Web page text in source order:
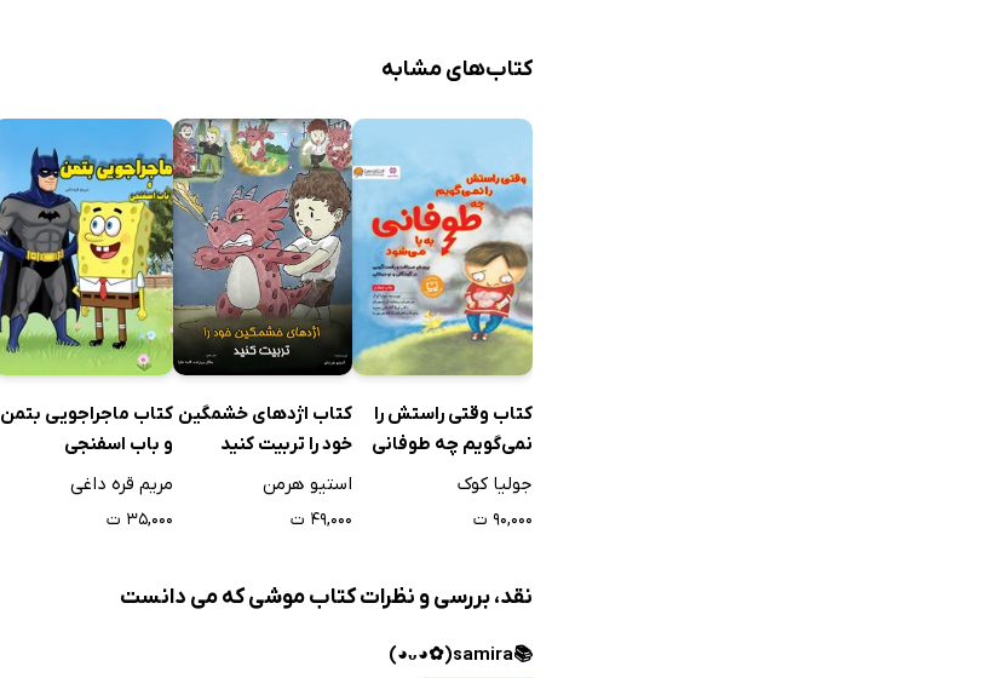
کتاب‌های مشابه
کتاب وقتی راستش را
نمی‌گویم چه طوفانی
به پا می‌شود
جولیا کوک
۹۰,۰۰۰ ت
کتاب اژدهای خشمگین
خود را تربیت کنید
استیو هرمن
۴۹,۰۰۰ ت
کتاب ماجراجویی بتمن
و باب اسفنجی
مریم قره داغی
۳۵,۰۰۰ ت
نقد، بررسی و نظرات کتاب موشی که می دانست
📚samira⁦(⁠◕⁠ᴗ⁠◕⁠✿⁠)⁩⁦